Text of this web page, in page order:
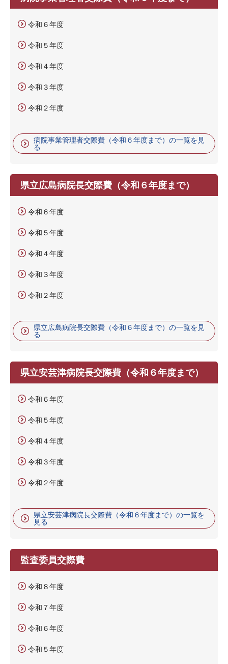
令和６年度
令和５年度
令和４年度
令和３年度
令和２年度
病院事業管理者交際費（令和６年度まで）の一覧を見
る
県立広島病院長交際費（令和６年度まで）
令和６年度
令和５年度
令和４年度
令和３年度
令和２年度
県立広島病院長交際費（令和６年度まで）の一覧を見
る
県立安芸津病院長交際費（令和６年度まで）
令和６年度
令和５年度
令和４年度
令和３年度
令和２年度
県立安芸津病院長交際費（令和６年度まで）の一覧を
見る
監査委員交際費
令和８年度
令和７年度
令和６年度
令和５年度